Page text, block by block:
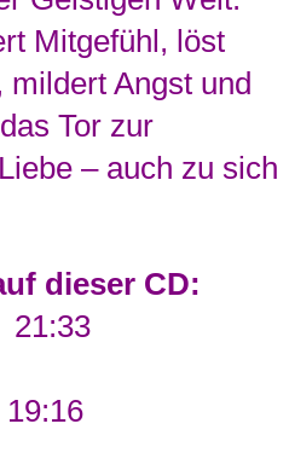
Mitgefühl, löst
Angst und
Tor zur
– auch zu sich
dieser CD:
21:33
19:16